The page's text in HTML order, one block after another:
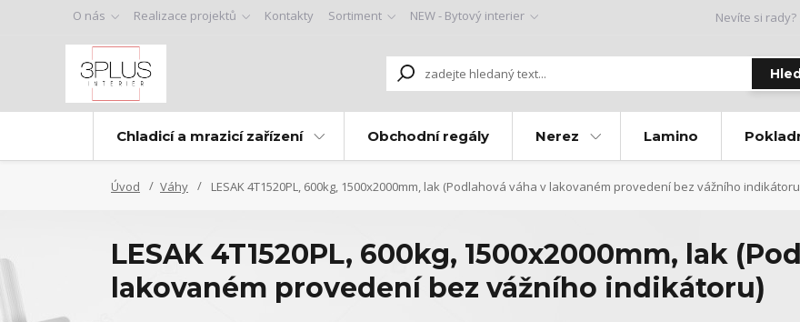
O nás Realizace projektů Kontakty Sortiment NEW - Bytový interier Nevíte si
Chladicí a mrazicí zařízení Obchodní regály Nerez Lamino
Úvod Váhy LESAK 4T1520PL, 600kg, 1500x2000mm, lak (Podlahová váha v lakovaném provedení bez vážního
LESAK 4T1520PL, 600kg, 1500x2000mm, lak
lakovaném provedení bez vážního indikátoru)